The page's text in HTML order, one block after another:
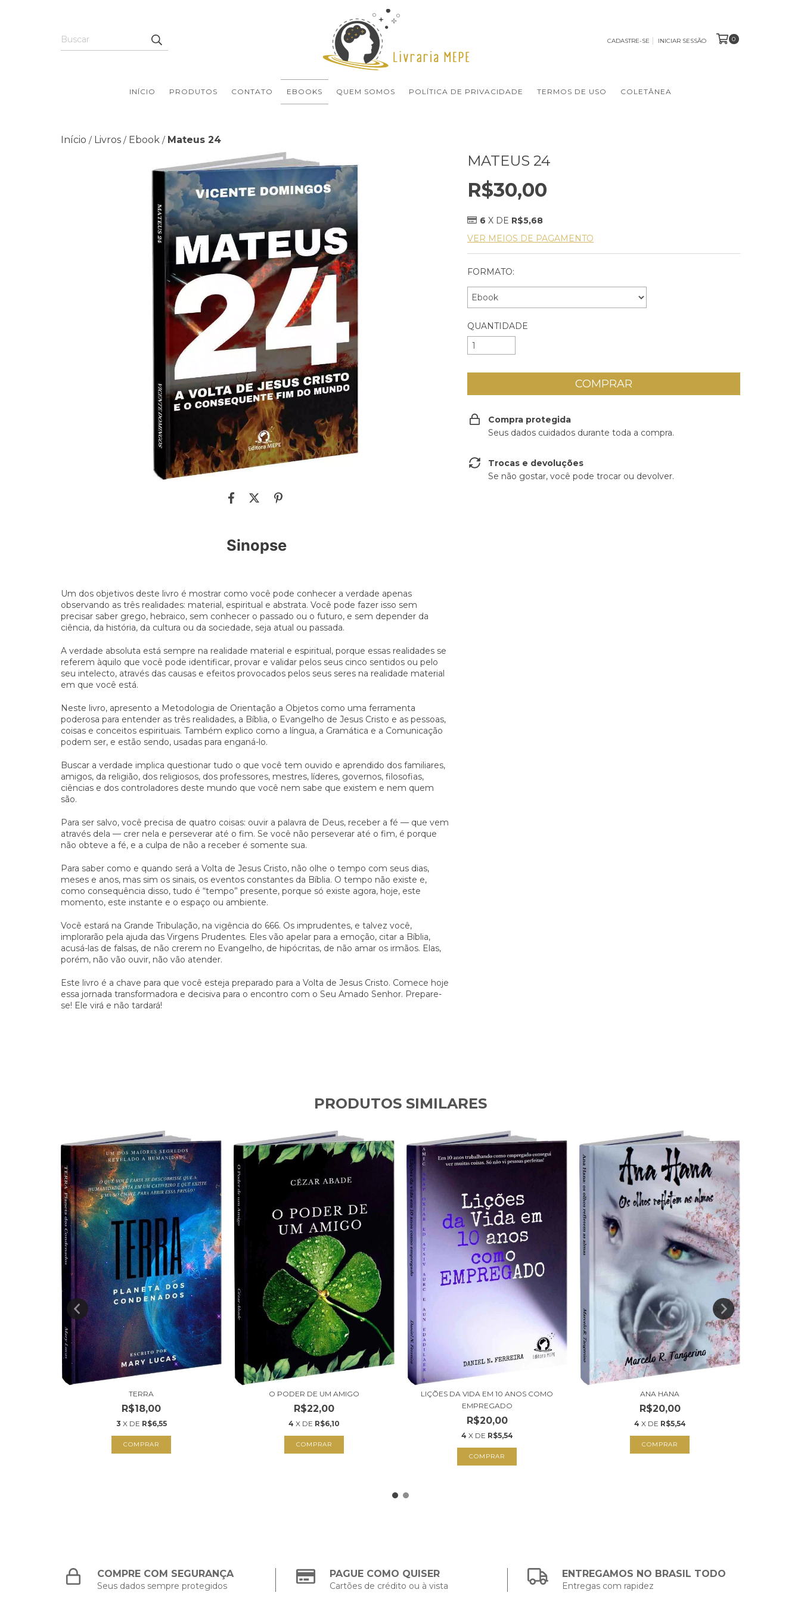
CADASTRE-SE INICIAR SESSÃO 0
INÍCIO PRODUTOS CONTATO EBOOKS QUEM SOMOS POLÍTICA DE PRIVACIDADE TERMOS DE USO COLETÂNEA
Início / Livros / Ebook / Mateus 24
Sinopse
Um dos objetivos deste livro é mostrar como você pode conhecer a verdade apenas
observando as três realidades: material, espiritual e abstrata. Você pode fazer isso sem
precisar saber grego, hebraico, sem conhecer o passado ou o futuro, e sem depender da
ciência, da história, da cultura ou da sociedade, seja atual ou passada.
A verdade absoluta está sempre na realidade material e espiritual, porque essas realidades se
referem àquilo que você pode identificar, provar e validar pelos seus cinco sentidos ou pelo
seu intelecto, através das causas e efeitos provocados pelos seus seres na realidade material
em que você está.
Neste livro, apresento a Metodologia de Orientação a Objetos como uma ferramenta
poderosa para entender as três realidades, a Bíblia, o Evangelho de Jesus Cristo e as pessoas,
coisas e conceitos espirituais. Também explico como a língua, a Gramática e a Comunicação
podem ser, e estão sendo, usadas para enganá-lo.
Buscar a verdade implica questionar tudo o que você tem ouvido e aprendido dos familiares,
amigos, da religião, dos religiosos, dos professores, mestres, líderes, governos, filosofias,
ciências e dos controladores deste mundo que você nem sabe que existem e nem quem
são.
Para ser salvo, você precisa de quatro coisas: ouvir a palavra de Deus, receber a fé — que vem
através dela — crer nela e perseverar até o fim. Se você não perseverar até o fim, é porque
não obteve a fé, e a culpa de não a receber é somente sua.
Para saber como e quando será a Volta de Jesus Cristo, não olhe o tempo com seus dias,
meses e anos, mas sim os sinais, os eventos constantes da Bíblia. O tempo não existe e,
como consequência disso, tudo é “tempo” presente, porque só existe agora, hoje, este
momento, este instante e o espaço ou ambiente.
Você estará na Grande Tribulação, na vigência do 666. Os imprudentes, e talvez você,
implorarão pela ajuda das Virgens Prudentes. Eles vão apelar para a emoção, citar a Bíblia,
acusá-las de falsas, de não crerem no Evangelho, de hipócritas, de não amar os irmãos. Elas,
porém, não vão ouvir, não vão atender.
Este livro é a chave para que você esteja preparado para a Volta de Jesus Cristo. Comece hoje
essa jornada transformadora e decisiva para o encontro com o Seu Amado Senhor. Prepare-
se! Ele virá e não tardará!
MATEUS 24
R$30,00
6 X DE R$5,68
VER MEIOS DE PAGAMENTO
FORMATO:
QUANTIDADE
Compra protegida
Seus dados cuidados durante toda a compra.
Trocas e devoluções
Se não gostar, você pode trocar ou devolver.
PRODUTOS SIMILARES
TERRA
R$18,00
3 X DE R$6,55
COMPRAR
O PODER DE UM AMIGO
R$22,00
4 X DE R$6,10
COMPRAR
LIÇÕES DA VIDA EM 10 ANOS COMO
EMPREGADO
R$20,00
4 X DE R$5,54
COMPRAR
ANA HANA
R$20,00
4 X DE R$5,54
COMPRAR
COMPRE COM SEGURANÇA
Seus dados sempre protegidos
PAGUE COMO QUISER
Cartões de crédito ou à vista
ENTREGAMOS NO BRASIL TODO
Entregas com rapidez